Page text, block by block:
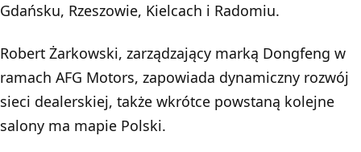
Gdańsku, Rzeszowie, Kielcach i Radomiu.
Robert Żarkowski, zarządzający marką Dongfeng w
ramach AFG Motors, zapowiada dynamiczny rozwój
sieci dealerskiej, także wkrótce powstaną kolejne
salony ma mapie Polski.